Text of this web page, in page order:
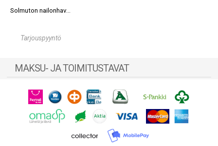
Tarjouspyyntö
MAKSU- JA TOIMITUSTAVAT